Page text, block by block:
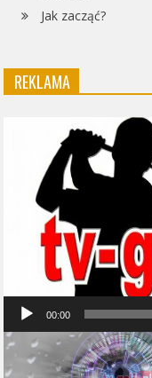
Jak zacząć?
REKLAMA
Odtwarzacz
00:00